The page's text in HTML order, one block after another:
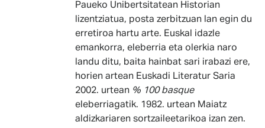
Paueko Unibertsitatean Historian
lizentziatua, posta zerbitzuan lan egin du
erretiroa hartu arte. Euskal idazle
emankorra, eleberria eta olerkia naro
landu ditu, baita hainbat sari irabazi ere,
horien artean Euskadi Literatur Saria
2002. urtean % 100 basque
eleberriagatik. 1982. urtean Maiatz
aldizkariaren sortzaileetarikoa izan zen.